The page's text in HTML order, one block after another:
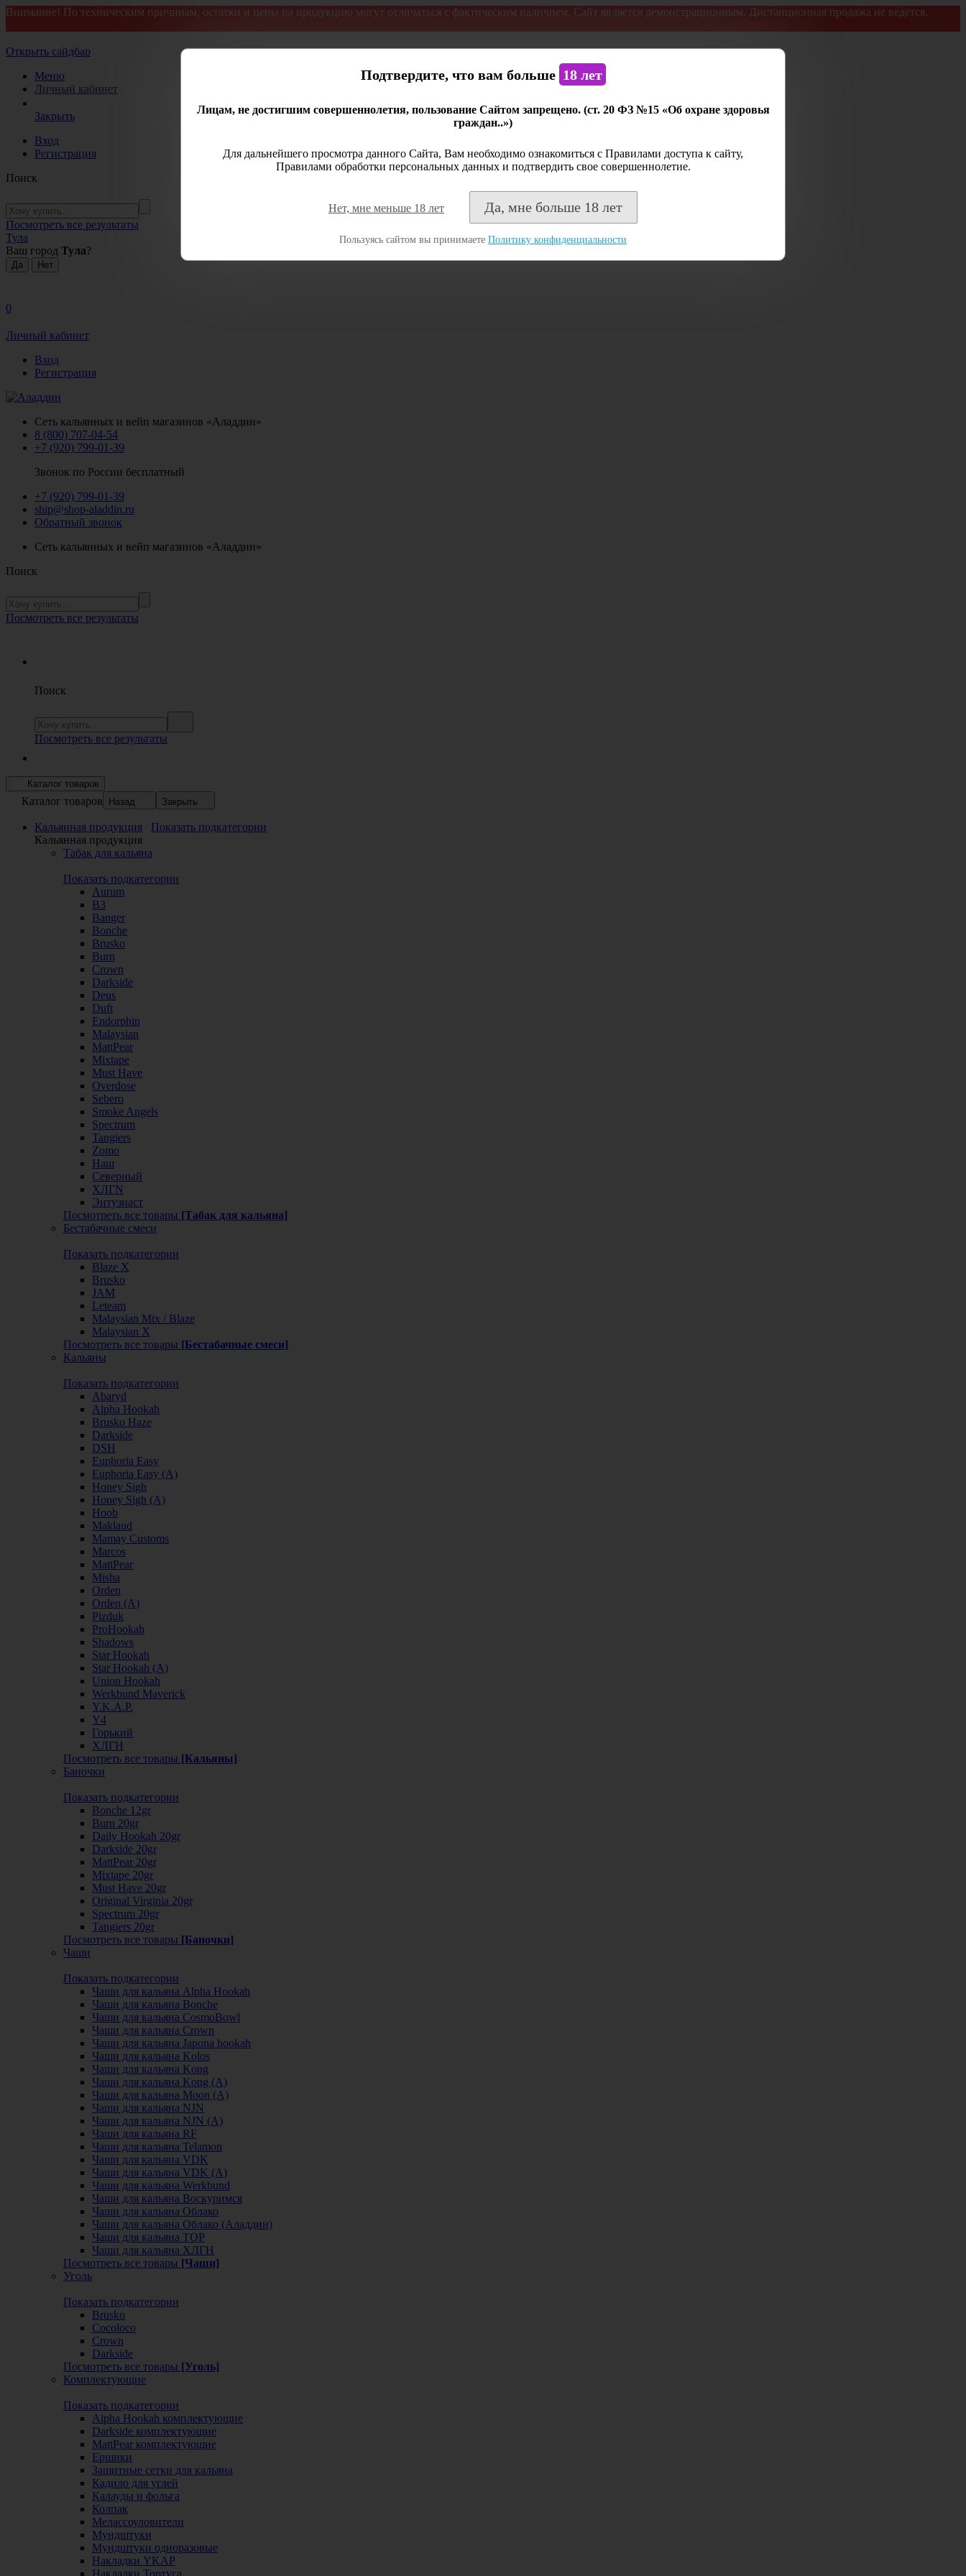
Внимание! По техническим причинам, остатки и цены на продукцию могут отличаться с фактическим наличием. Сайт является демонстрационным. Дистанционная продажа не ведется.
Открыть сайдбар
Меню
Личный кабинет
Закрыть
Вход
Регистрация
Поиск
Посмотреть все результаты
Тула
Ваш город Тула?
0
Личный кабинет
Вход
Регистрация
Сеть кальянных и вейп магазинов «Аладдин»
8 (800) 707-04-54
+7 (920) 799-01-39
Звонок по России бесплатный
+7 (920) 799-01-39
ship@shop-aladdin.ru
Обратный звонок
Сеть кальянных и вейп магазинов «Аладдин»
Поиск
Посмотреть все результаты
Поиск
Посмотреть все результаты
Каталог товаров
Каталог товаров Назад Закрыть
Кальянная продукция
Показать подкатегории
Кальянная продукция
Табак для кальяна
Показать подкатегории
Aurum
B3
Banger
Bonche
Brusko
Burn
Crown
Darkside
Deus
Duft
Endorphin
Malaysian
MattPear
Mixtape
Must Have
Overdose
Sebero
Smoke Angels
Spectrum
Tangiers
Zomo
Наш
Северный
ХЛГN
Энтузиаст
Посмотреть все товары [Табак для кальяна]
Бестабачные смеси
Показать подкатегории
Blaze X
Brusko
JAM
Leteam
Malaysian Mix / Blaze
Malaysian X
Посмотреть все товары [Бестабачные смеси]
Кальяны
Показать подкатегории
Abaryd
Alpha Hookah
Brusko Haze
Darkside
DSH
Euphoria Easy
Euphoria Easy (А)
Honey Sigh
Honey Sigh (А)
Hoob
Maklaud
Mamay Customs
Marcos
MattPear
Misha
Orden
Orden (А)
Pizduk
ProHookah
Shadows
Star Hookah
Star Hookah (А)
Union Hookah
Werkbund Maverick
Y.K.A.P.
Y4
Горький
ХЛГН
Посмотреть все товары [Кальяны]
Баночки
Показать подкатегории
Bonche 12gr
Burn 20gr
Daily Hookah 20gr
Darkside 20gr
MattPear 20gr
Mixtape 20gr
Must Have 20gr
Original Virginia 20gr
Spectrum 20gr
Tangiers 20gr
Посмотреть все товары [Баночки]
Чаши
Показать подкатегории
Чаши для кальяна Alpha Hookah
Чаши для кальяна Bonche
Чаши для кальяна CosmoBowl
Чаши для кальяна Crown
Чаши для кальяна Japona hookah
Чаши для кальяна Kolos
Чаши для кальяна Kong
Чаши для кальяна Kong (A)
Чаши для кальяна Moon (А)
Чаши для кальяна NJN
Чаши для кальяна NJN (А)
Чаши для кальяна RF
Чаши для кальяна Telamon
Чаши для кальяна VDK
Чаши для кальяна VDK (А)
Чаши для кальяна Werkbund
Чаши для кальяна Воскуримся
Чаши для кальяна Облако
Чаши для кальяна Облако (Аладдин)
Чаши для кальяна ТОР
Чаши для кальяна ХЛГН
Посмотреть все товары [Чаши]
Уголь
Показать подкатегории
Brusko
Cocoloco
Crown
Darkside
Посмотреть все товары [Уголь]
Комплектующие
Показать подкатегории
Alpha Hookah комплектующие
Darkside комплектующие
MattPear комплектующие
Ершики
Защитные сетки для кальяна
Кадило для углей
Калауды и фольга
Колпак
Мелассоуловители
Мундштуки
Мундштуки одноразовые
Накладки YKAP
Накладки Тортуга
Подтвердите, что вам больше 18 лет
Лицам, не достигшим совершеннолетия, пользование Сайтом запрещено. (ст. 20 ФЗ №15 «Об охране здоровья
граждан..»)
Для дальнейшего просмотра данного Сайта, Вам необходимо ознакомиться с Правилами доступа к сайту,
Правилами обработки персональных данных и подтвердить свое совершеннолетие.
Нет, мне меньше 18 лет Да, мне больше 18 лет
Пользуясь сайтом вы принимаете Политику конфиденциальности